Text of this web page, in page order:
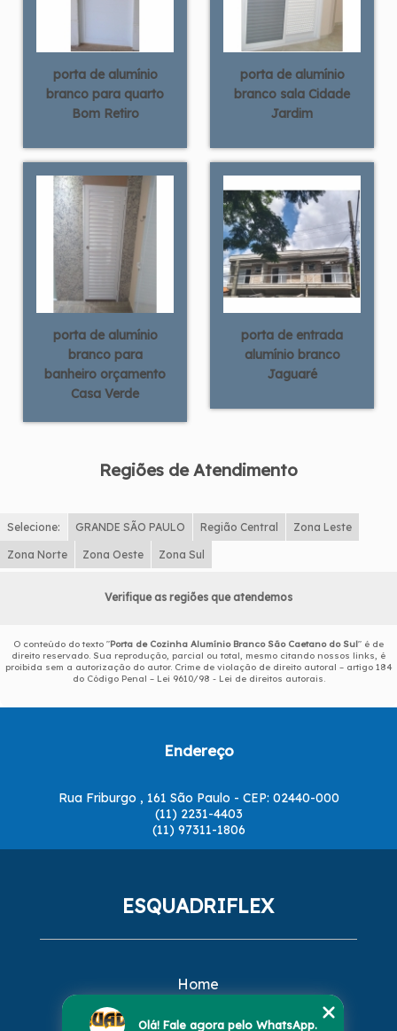
porta de alumínio
branco para quarto
Bom Retiro
porta de alumínio
branco sala Cidade
Jardim
porta de alumínio
branco para
banheiro orçamento
Casa Verde
porta de entrada
alumínio branco
Jaguaré
Regiões de Atendimento
Selecione: GRANDE SÃO PAULO Região Central Zona Leste
Zona Norte Zona Oeste Zona Sul
Verifique as regiões que atendemos
O conteúdo do texto "Porta de Cozinha Alumínio Branco São Caetano do Sul" é de
direito reservado. Sua reprodução, parcial ou total, mesmo citando nossos links, é
proibida sem a autorização do autor. Crime de violação de direito autoral – artigo 184
do Código Penal – Lei 9610/98 - Lei de direitos autorais.
Endereço
Rua Friburgo , 161 São Paulo - CEP: 02440-000
(11) 2231-4403
(11) 97311-1806
ESQUADRIFLEX
Home
Missão
Olá! Fale agora pelo WhatsApp.